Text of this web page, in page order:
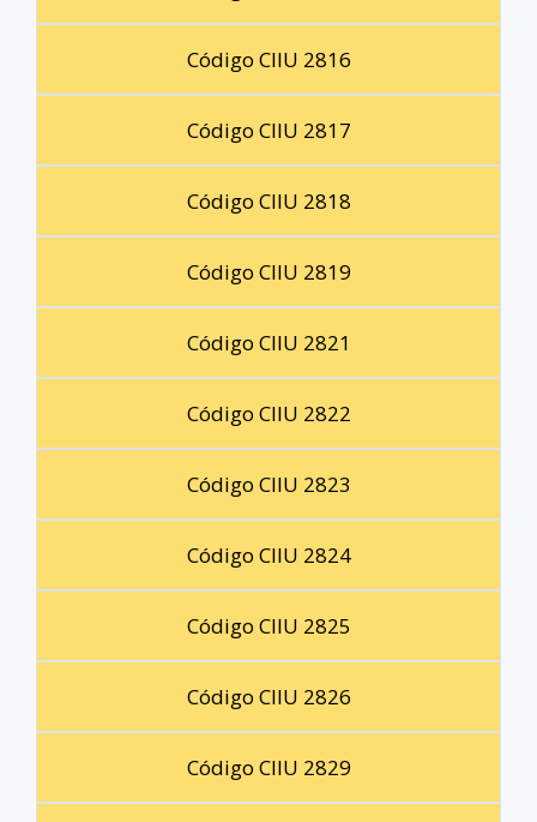
Código CIIU 2816
Código CIIU 2817
Código CIIU 2818
Código CIIU 2819
Código CIIU 2821
Código CIIU 2822
Código CIIU 2823
Código CIIU 2824
Código CIIU 2825
Código CIIU 2826
Código CIIU 2829